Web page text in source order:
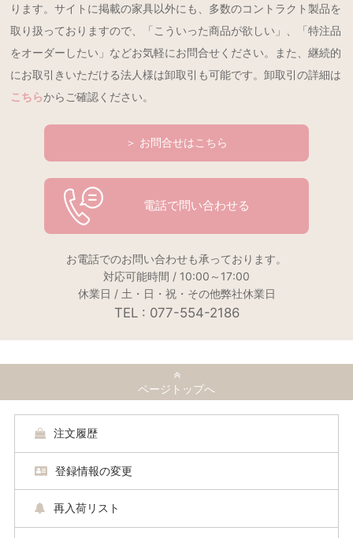
ります。サイトに掲載の家具以外にも、多数のコントラクト製品を
取り扱っておりますので、「こういった商品が欲しい」、「特注品
をオーダーしたい」などお気軽にお問合せください。また、継続的
にお取引きいただける法人様は卸取引も可能です。卸取引の詳細は
こちらからご確認ください。
＞ お問合せはこちら
電話で問い合わせる
お電話でのお問い合わせも承っております。
対応可能時間 / 10:00～17:00
休業日 / 土・日・祝・その他弊社休業日
TEL : 077-554-2186
ページトップへ
注文履歴
登録情報の変更
再入荷リスト